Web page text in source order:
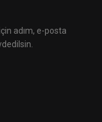
adım, e-posta